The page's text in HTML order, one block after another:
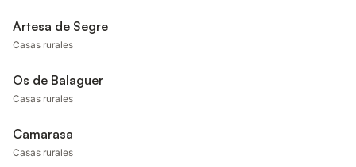
Artesa de Segre
Casas rurales
Os de Balaguer
Casas rurales
Camarasa
Casas rurales